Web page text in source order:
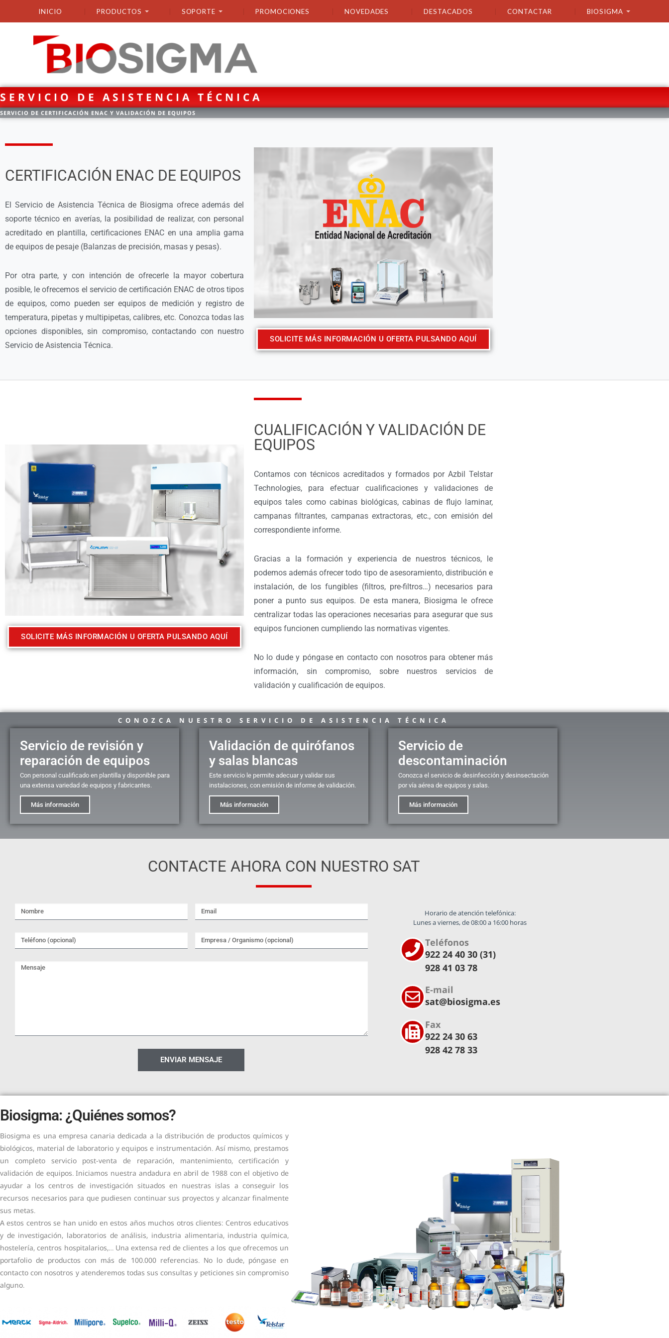
INICIO PRODUCTOS SOPORTE PROMOCIONES NOVEDADES DESTACADOS CONTACTAR BIOSIGMA
SERVICIO DE ASISTENCIA TÉCNICA
SERVICIO DE CERTIFICACIÓN ENAC Y VALIDACIÓN DE EQUIPOS
CERTIFICACIÓN ENAC DE EQUIPOS
El Servicio de Asistencia Técnica de Biosigma ofrece además del
soporte técnico en averías, la posibilidad de realizar, con personal
acreditado en plantilla, certificaciones ENAC en una amplia gama
de equipos de pesaje (Balanzas de precisión, masas y pesas).
Por otra parte, y con intención de ofrecerle la mayor cobertura
posible, le ofrecemos el servicio de certificación ENAC de otros tipos
de equipos, como pueden ser equipos de medición y registro de
temperatura, pipetas y multipipetas, calibres, etc. Conozca todas las
opciones disponibles, sin compromiso, contactando con nuestro
Servicio de Asistencia Técnica.
SOLICITE MÁS INFORMACIÓN U OFERTA PULSANDO AQUÍ
SOLICITE MÁS INFORMACIÓN U OFERTA PULSANDO AQUÍ
CUALIFICACIÓN Y VALIDACIÓN DE
EQUIPOS
Contamos con técnicos acreditados y formados por Azbil Telstar
Technologies, para efectuar cualificaciones y validaciones de
equipos tales como cabinas biológicas, cabinas de flujo laminar,
campanas filtrantes, campanas extractoras, etc., con emisión del
correspondiente informe.
Gracias a la formación y experiencia de nuestros técnicos, le
podemos además ofrecer todo tipo de asesoramiento, distribución e
instalación, de los fungibles (filtros, pre-filtros…) necesarios para
poner a punto sus equipos. De esta manera, Biosigma le ofrece
centralizar todas las operaciones necesarias para asegurar que sus
equipos funcionen cumpliendo las normativas vigentes.
No lo dude y póngase en contacto con nosotros para obtener más
información, sin compromiso, sobre nuestros servicios de
validación y cualificación de equipos.
CONOZCA NUESTRO SERVICIO DE ASISTENCIA TÉCNICA
Servicio de revisión y
reparación de equipos
Con personal cualificado en plantilla y disponible para
una extensa variedad de equipos y fabricantes.
Más información
Validación de quirófanos
y salas blancas
Este servicio le permite adecuar y validar sus
instalaciones, con emisión de informe de validación.
Más información
Servicio de
descontaminación
Conozca el servicio de desinfección y desinsectación
por vía aérea de equipos y salas.
Más información
CONTACTE AHORA CON NUESTRO SAT
ENVIAR MENSAJE
Horario de atención telefónica:
Lunes a viernes, de 08:00 a 16:00 horas
Teléfonos
922 24 40 30 (31)
928 41 03 78
E-mail
sat@biosigma.es
Fax
922 24 30 63
928 42 78 33
Biosigma: ¿Quiénes somos?
Biosigma es una empresa canaria dedicada a la distribución de productos químicos y
biológicos, material de laboratorio y equipos e instrumentación. Así mismo, prestamos
un completo servicio post-venta de reparación, mantenimiento, certificación y
validación de equipos. Iniciamos nuestra andadura en abril de 1988 con el objetivo de
ayudar a los centros de investigación situados en nuestras islas a conseguir los
recursos necesarios para que pudiesen continuar sus proyectos y alcanzar finalmente
sus metas.
A estos centros se han unido en estos años muchos otros clientes: Centros educativos
y de investigación, laboratorios de análisis, industria alimentaria, industria química,
hostelería, centros hospitalarios,… Una extensa red de clientes a los que ofrecemos un
portafolio de productos con más de 100.000 referencias. No lo dude, póngase en
contacto con nosotros y atenderemos todas sus consultas y peticiones sin compromiso
alguno.